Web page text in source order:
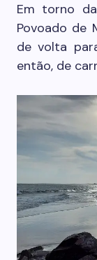
Em torno
Povoado de
de volta
então, de